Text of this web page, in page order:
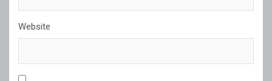
Website